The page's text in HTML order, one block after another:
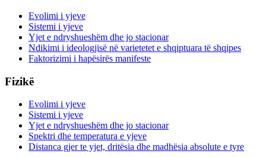
Evolimi i yjeve
Sistemi i yjeve
Yjet e ndryshueshëm dhe jo stacionar
Ndikimi i ideologjisë në varietetet e shqiptuara të shqipes
Faktorizimi i hapësirës manifeste
Fizikë
Evolimi i yjeve
Sistemi i yjeve
Yjet e ndryshueshëm dhe jo stacionar
Spektri dhe temperatura e yjeve
Distanca gjer te yjet, dritësia dhe madhësia absolute e tyre